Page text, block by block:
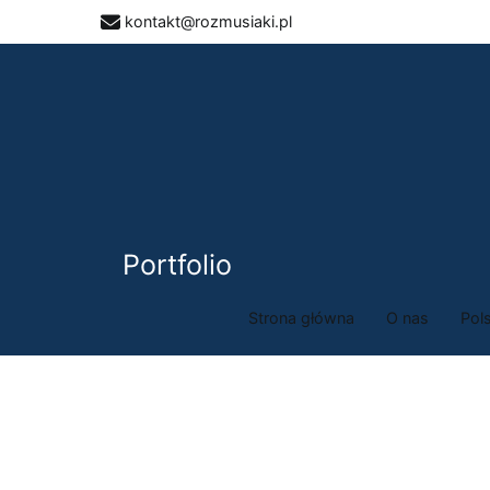
kontakt@rozmusiaki.pl
Strona główna
O nas
Portfolio